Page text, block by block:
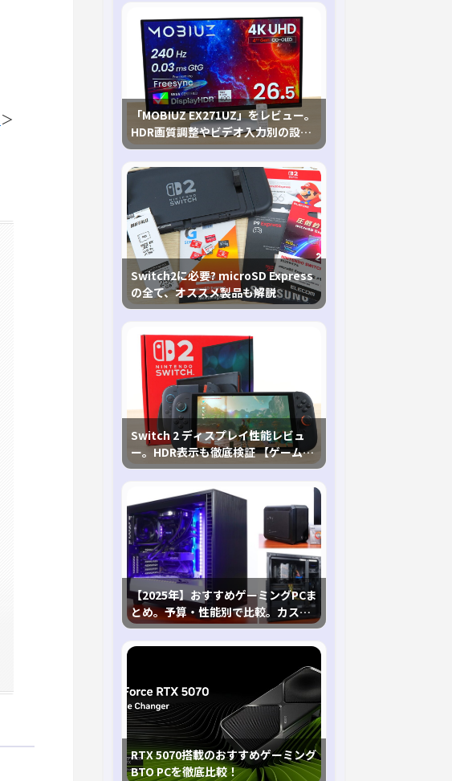
＞
「MOBIUZ EX271UZ」をレビュー。
HDR画質調整やビデオ入力別の設定
が可能な4K有機ELゲーミングモニタ
を徹底検証
Switch2に必要? microSD Express
の全て、オススメ製品も解説
Switch 2 ディスプレイ性能レビュ
ー。HDR表示も徹底検証 【ゲームに
おけるHDRの未来を切り開く1台！】
【2025年】おすすめゲーミングPCま
とめ。予算・性能別で比較。カスタ
マイズ指南も
RTX 5070搭載のおすすめゲーミング
BTO PCを徹底比較！